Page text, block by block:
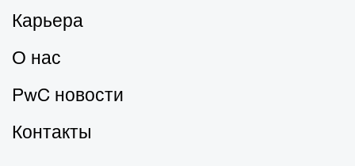
Карьера
О нас
PwC новости
Контакты